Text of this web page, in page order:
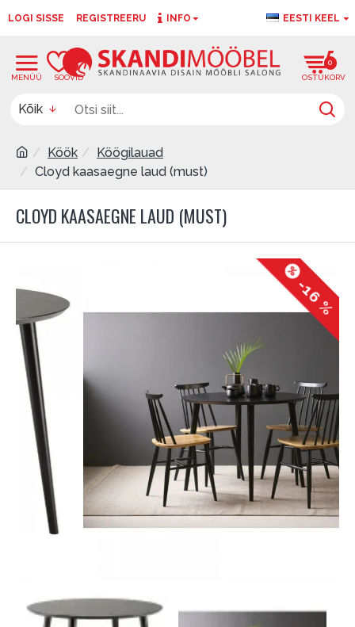
LOGI SISSE REGISTREERU INFO EESTI KEEL
0
Kõik
Köök
Köögilauad
Cloyd kaasaegne laud (must)
CLOYD KAASAEGNE LAUD (MUST)
-16 %